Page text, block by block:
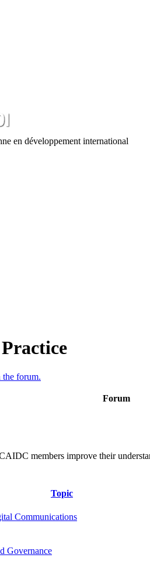
en développement international
forum.
Forum
members improve their
Topic
Communications
Governance